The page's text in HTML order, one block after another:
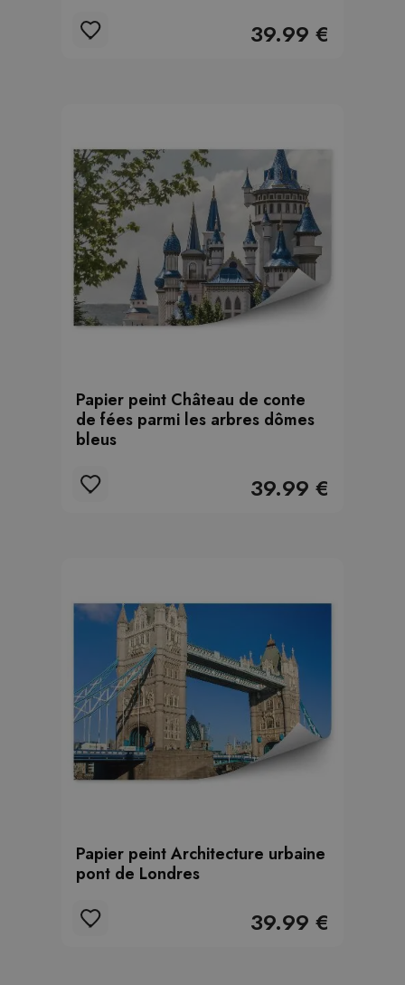
39.99 €
Papier peint Château de conte
de fées parmi les arbres dômes
bleus
39.99 €
Papier peint Architecture urbaine
pont de Londres
39.99 €